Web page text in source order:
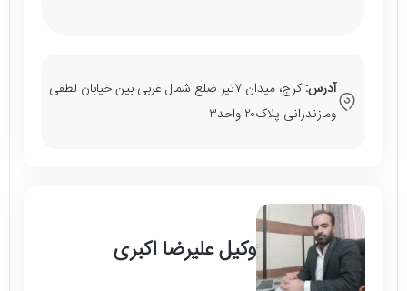
آدرس:
کرج، میدان ۷تیر ضلع شمال غربی بین خیابان لطفی
ومازندرانی پلاک۲۰ واحد۳
وکیل علیرضا اکبری